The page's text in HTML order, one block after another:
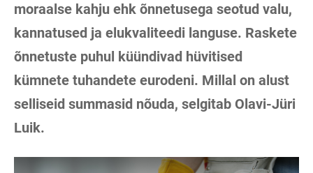
moraalse kahju ehk õnnetusega seotud valu,
kannatused ja elukvaliteedi languse. Raskete
õnnetuste puhul küündivad hüvitised
kümnete tuhandete eurodeni. Millal on alust
selliseid summasid nõuda, selgitab Olavi-Jüri
Luik.